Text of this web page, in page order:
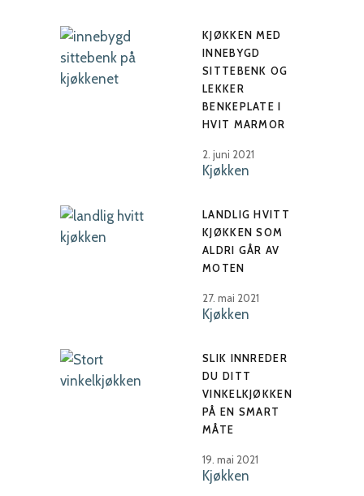
KJØKKEN MED
INNEBYGD
SITTEBENK OG
LEKKER
BENKEPLATE I
HVIT MARMOR
2. juni 2021
Kjøkken
LANDLIG HVITT
KJØKKEN SOM
ALDRI GÅR AV
MOTEN
27. mai 2021
Kjøkken
SLIK INNREDER
DU DITT
VINKELKJØKKEN
PÅ EN SMART
MÅTE
19. mai 2021
Kjøkken